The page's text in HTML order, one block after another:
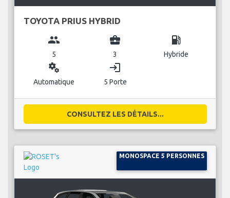
TOYOTA PRIUS HYBRID
group
5
business_center
3
local_gas_station
Hybride
miscellaneous_services
Automatique
login
5 Porte
CONSULTEZ LES DÉTAILS...
MONOSPACE 5 PERSONNES